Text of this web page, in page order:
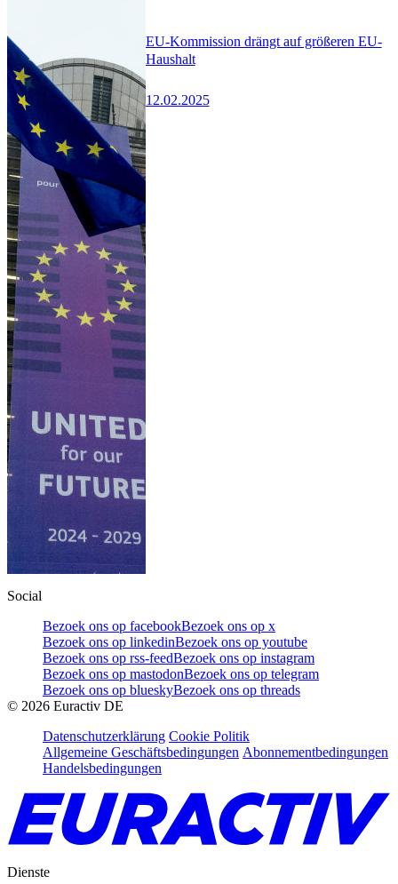
EU-Kommission drängt auf größeren EU-
Haushalt
12.02.2025
Social
Bezoek ons op facebookBezoek ons op x
Bezoek ons op linkedinBezoek ons op youtube
Bezoek ons op rss-feedBezoek ons op instagram
Bezoek ons op mastodonBezoek ons op telegram
Bezoek ons op blueskyBezoek ons op threads
© 2026 Euractiv DE
Datenschutzerklärung Cookie Politik
Allgemeine Geschäftsbedingungen Abonnementbedingungen
Handelsbedingungen
Dienste